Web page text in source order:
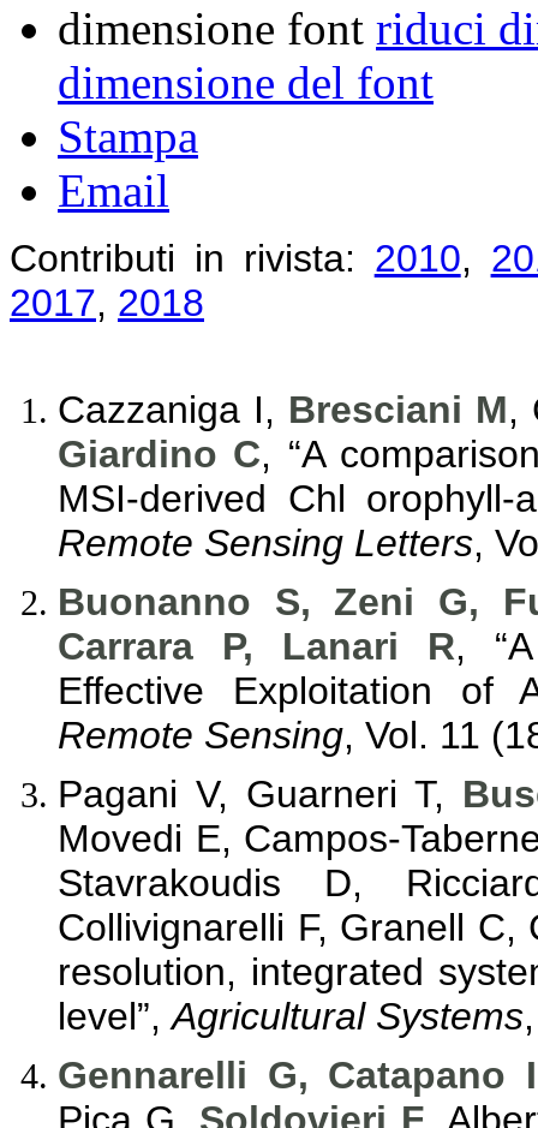
dimensione font riduci
dimensione del font
Stampa
Email
Contributi in rivista: 2010,
2017, 2018
Cazzaniga I, Bresciani M,
Giardino C, “A
MSI-derived Chl
Remote Sensing Letters,
Buonanno S, Zeni G,
Carrara P, Lanari R,
Effective Exploitation of
Remote Sensing, Vol. 11
Pagani V, Guarneri T,
Movedi E, Campos-
Stavrakoudis D,
Collivignarelli F, Granell C,
resolution, integrated
level”,Agricultural Systems
Gennarelli G,